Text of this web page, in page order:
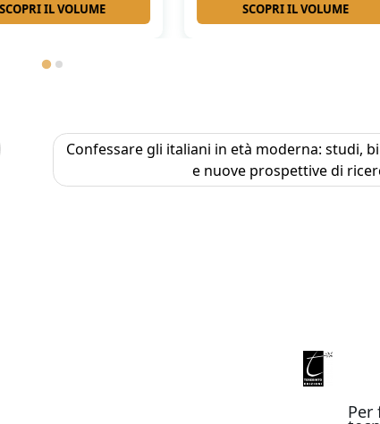
Per
SCOPRI IL VOLUME SCOPRI IL VOLUME
Confessare gli italiani in età moderna: studi,
e nuove prospettive di